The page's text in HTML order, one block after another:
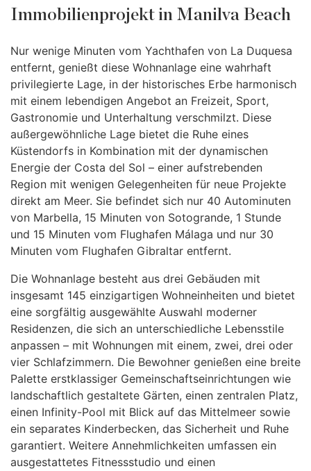
Immobilienprojekt in Manilva Beach
Nur wenige Minuten vom Yachthafen von La Duquesa
entfernt, genießt diese Wohnanlage eine wahrhaft
privilegierte Lage, in der historisches Erbe harmonisch
mit einem lebendigen Angebot an Freizeit, Sport,
Gastronomie und Unterhaltung verschmilzt. Diese
außergewöhnliche Lage bietet die Ruhe eines
Küstendorfs in Kombination mit der dynamischen
Energie der Costa del Sol – einer aufstrebenden
Region mit wenigen Gelegenheiten für neue Projekte
direkt am Meer. Sie befindet sich nur 40 Autominuten
von Marbella, 15 Minuten von Sotogrande, 1 Stunde
und 15 Minuten vom Flughafen Málaga und nur 30
Minuten vom Flughafen Gibraltar entfernt.
Die Wohnanlage besteht aus drei Gebäuden mit
insgesamt 145 einzigartigen Wohneinheiten und bietet
eine sorgfältig ausgewählte Auswahl moderner
Residenzen, die sich an unterschiedliche Lebensstile
anpassen – mit Wohnungen mit einem, zwei, drei oder
vier Schlafzimmern. Die Bewohner genießen eine breite
Palette erstklassiger Gemeinschaftseinrichtungen wie
landschaftlich gestaltete Gärten, einen zentralen Platz,
einen Infinity-Pool mit Blick auf das Mittelmeer sowie
ein separates Kinderbecken, das Sicherheit und Ruhe
garantiert. Weitere Annehmlichkeiten umfassen ein
ausgestattetes Fitnessstudio und einen